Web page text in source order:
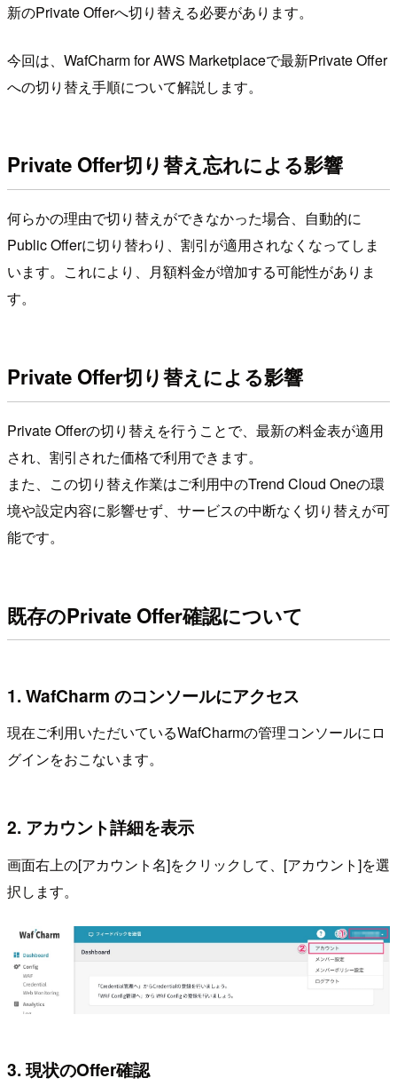
新のPrivate Offerへ切り替える必要があります。
今回は、WafCharm for AWS Marketplaceで最新Private Offer
への切り替え手順について解説します。
Private Offer切り替え忘れによる影響
何らかの理由で切り替えができなかった場合、自動的に
Public Offerに切り替わり、割引が適用されなくなってしま
います。これにより、月額料金が増加する可能性がありま
す。
Private Offer切り替えによる影響
Private Offerの切り替えを行うことで、最新の料金表が適用
され、割引された価格で利用できます。
また、この切り替え作業はご利用中のTrend Cloud Oneの環
境や設定内容に影響せず、サービスの中断なく切り替えが可
能です。
既存のPrivate Offer確認について
1. WafCharm のコンソールにアクセス
現在ご利用いただいているWafCharmの管理コンソールにロ
グインをおこないます。
2. アカウント詳細を表示
画面右上の[アカウント名]をクリックして、[アカウント]を選
択します。
3. 現状のOffer確認